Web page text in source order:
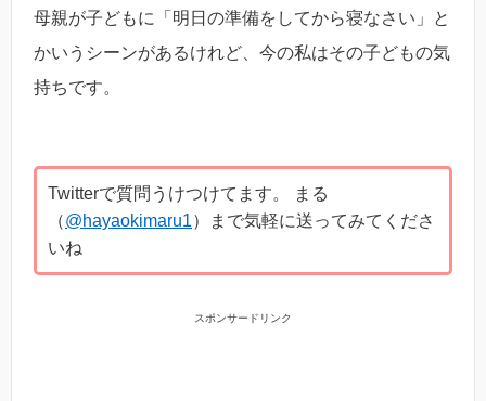
母親が子どもに「明日の準備をしてから寝なさい」と
かいうシーンがあるけれど、今の私はその子どもの気
持ちです。
Twitterで質問うけつけてます。 まる
（@hayaokimaru1）まで気軽に送ってみてくださ
いね
スポンサードリンク